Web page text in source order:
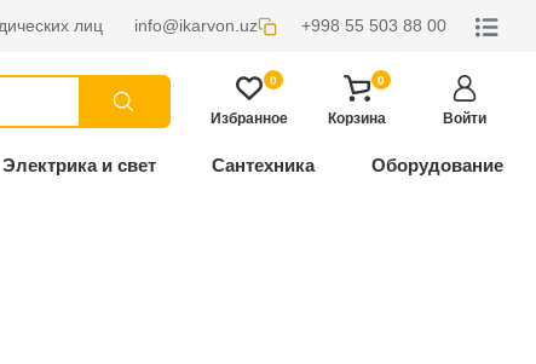
лиц info@ikarvon.uz +998 55 503 88 00
0
Избранное
0
Корзина Войти
Электрика и свет Сантехника Оборудование